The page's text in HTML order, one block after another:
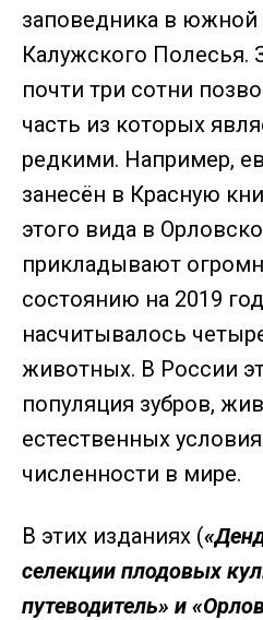
заповедника в южной
Калужского Полесья.
почти три сотни
часть из которых
редкими. Например,
занесён в Красную
этого вида в
прикладывают
состоянию на 2019
насчитывалось
животных. В России
популяция зубров,
естественных
численности в мире.
В этих изданиях (
селекции плодовых
путеводитель» и